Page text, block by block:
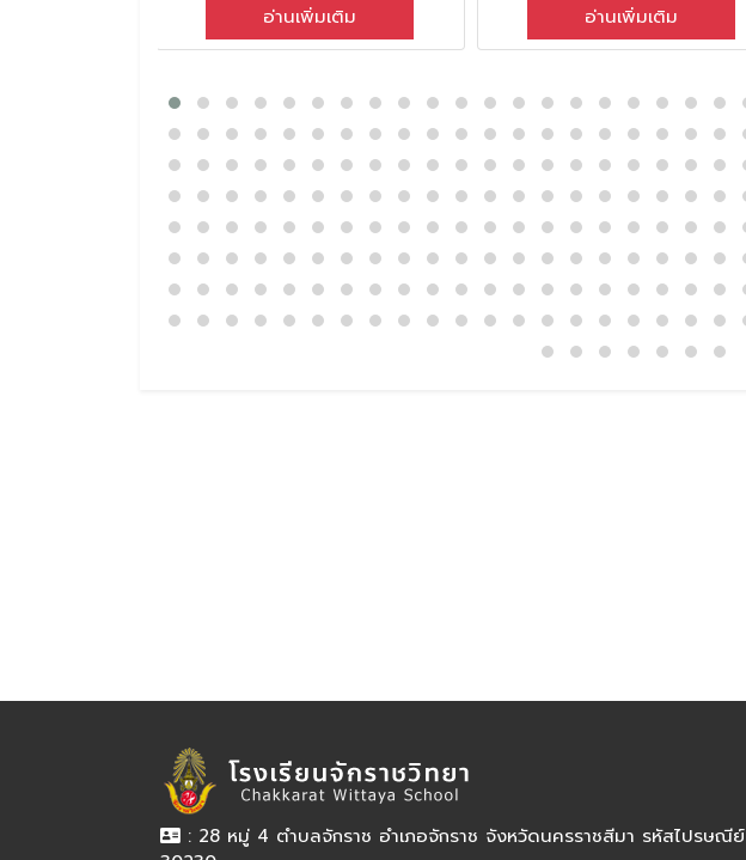
อ่านเพิ่มเติม
อ่านเพิ่มเติม
: 28 หมู่ 4 ตำบลจักราช อำเภอจักราช จังหวัดนครราชสีมา รหัสไปรษณีย์